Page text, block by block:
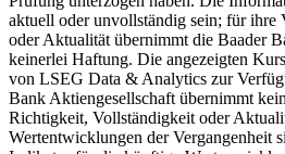
aktuell oder unvollständig sein; für
oder Aktualität übernimmt die Baader
keinerlei Haftung. Die angezeigten
von LSEG Data & Analytics zur
Bank Aktiengesellschaft übernimmt
Richtigkeit, Vollständigkeit oder
Wertentwicklungen der Vergangenheit